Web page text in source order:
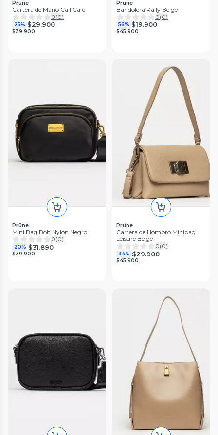
Prüne
Cartera de Mano Call Café
0(0)
25% $29.900
$39.900
Prüne
Bandolera Rally Beige
0(0)
56% $19.900
$45.900
Prüne
Mini Bag Bolt Nylon Negro
0(0)
20% $31.890
$39.900
Prüne
Cartera de Hombro Minibag
Leisure Beige
0(0)
34% $29.900
$45.900